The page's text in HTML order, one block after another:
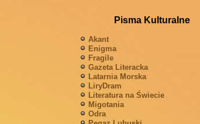
Pisma Kulturalne
Akant
Enigma
Fragile
Gazeta Literacka
Latarnia Morska
LiryDram
Literatura na Świecie
Migotania
Odra